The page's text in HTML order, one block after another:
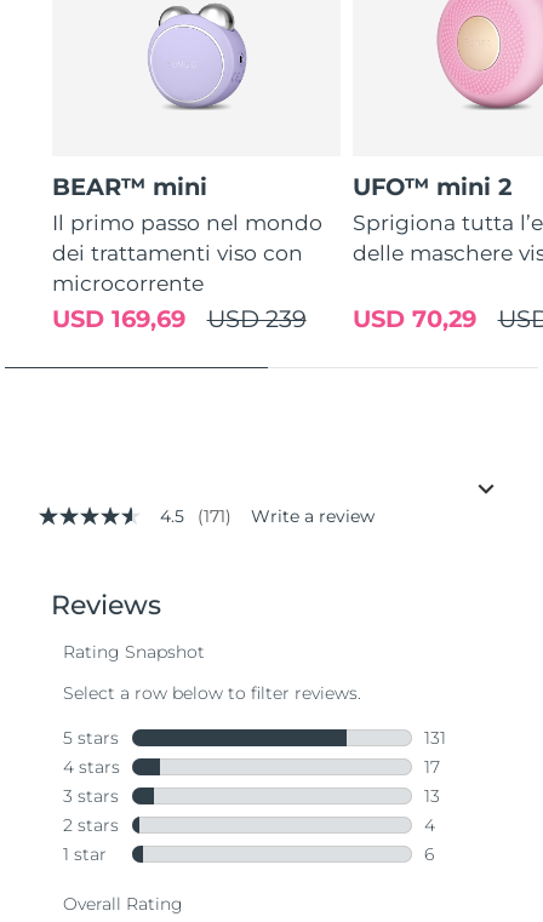
BEAR™ mini
Il primo passo nel mondo
dei trattamenti viso con
microcorrente
USD 239
USD 169,69
UFO™ mini 2
Sprigiona tutta
delle maschere
USD 70,29
4.5
stars,
rating
value.
171
Same
page
link.
4.5 (171) Write a review